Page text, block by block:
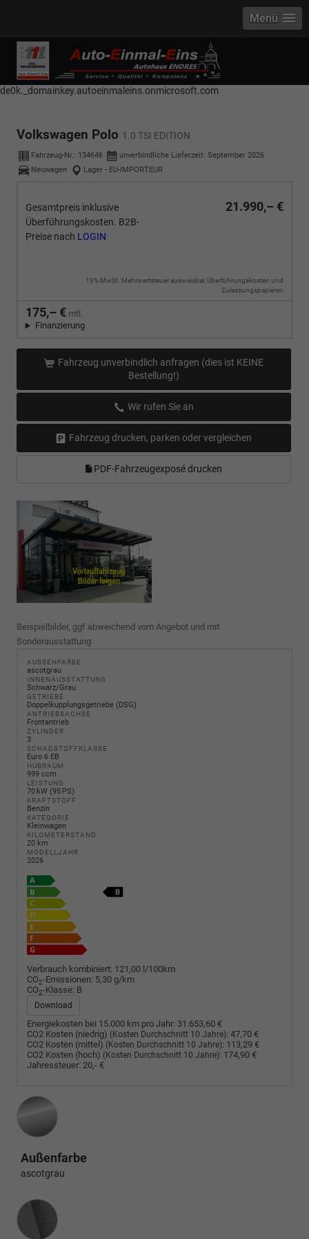
------------ Host Name : selector1._domainkey Points to address or value:
selector1-aee-de0k._domainkey.autoeinmaleins.onmicrosoft.com Host
Name : selector2._domainkey Points to address or value: selector2-aee-
de0k._domainkey.autoeinmaleins.onmicrosoft.com
Menü
Volkswagen Polo 1.0 TSI EDITION
Fahrzeug-Nr.: 134646
unverbindliche Lieferzeit: September 2026
Neuwagen
Lager - EU-IMPORTEUR
Gesamtpreis inklusive
Überführungskosten. B2B-
Preise nach LOGIN
21.990,– €
19% MwSt. Mehrwertsteuer ausweisbar, Überführungskosten und
Zulassungspapieren
175,– € mtl.
Finanzierung
Fahrzeug unverbindlich anfragen (dies ist KEINE
Bestellung!)
Wir rufen Sie an
Fahrzeug drucken, parken oder vergleichen
PDF-Fahrzeugexposé drucken
Beispielbilder, ggf.abweichend vom Angebot und mit
Sonderausstattung
AUSSENFARBE
ascotgrau
INNENAUSSTATTUNG
Schwarz/Grau
GETRIEBE
Doppelkupplungsgetriebe (DSG)
ANTRIEBSACHSE
Frontantrieb
ZYLINDER
3
SCHADSTOFFKLASSE
Euro 6 EB
HUBRAUM
999 ccm
LEISTUNG
70 kW (95 PS)
KRAFTSTOFF
Benzin
KATEGORIE
Kleinwagen
KILOMETERSTAND
20 km
MODELLJAHR
2026
Verbrauch kombiniert: 121,00 l/100km
CO2-Emissionen: 5,30 g/km
CO2-Klasse: B
Download
Energiekosten bei 15.000 km pro Jahr: 31.653,60 €
CO2 Kosten (niedrig) (Kosten Durchschnitt 10 Jahre): 47,70 €
CO2 Kosten (mittel) (Kosten Durchschnitt 10 Jahre): 113,29 €
CO2 Kosten (hoch) (Kosten Durchschnitt 10 Jahre): 174,90 €
Jahressteuer: 20,- €
Außenfarbe
ascotgrau
Innenausstattung